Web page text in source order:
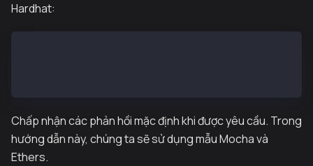
Hardhat:
Chấp nhận các phản hồi mặc định khi được yêu cầu. Trong
hướng dẫn này, chúng ta sẽ sử dụng mẫu Mocha và
Ethers.